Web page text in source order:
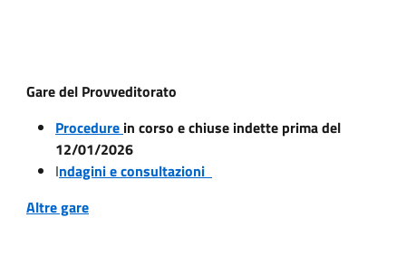
Gare del Provveditorato
Procedure in corso e chiuse indette prima del
12/01/2026
Indagini e consultazioni
Altre gare